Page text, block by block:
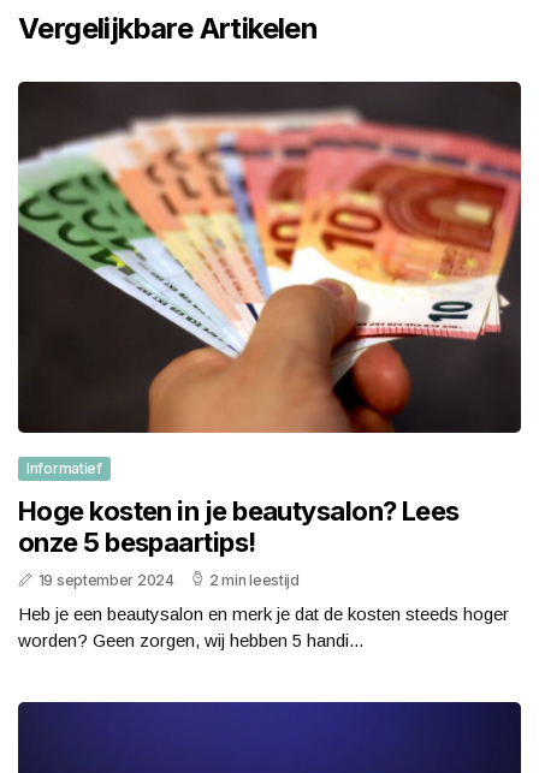
Vergelijkbare Artikelen
Informatief
Hoge kosten in je beautysalon? Lees
onze 5 bespaartips!
19 september 2024 2 min leestijd
Heb je een beautysalon en merk je dat de kosten steeds hoger
worden? Geen zorgen, wij hebben 5 handi...